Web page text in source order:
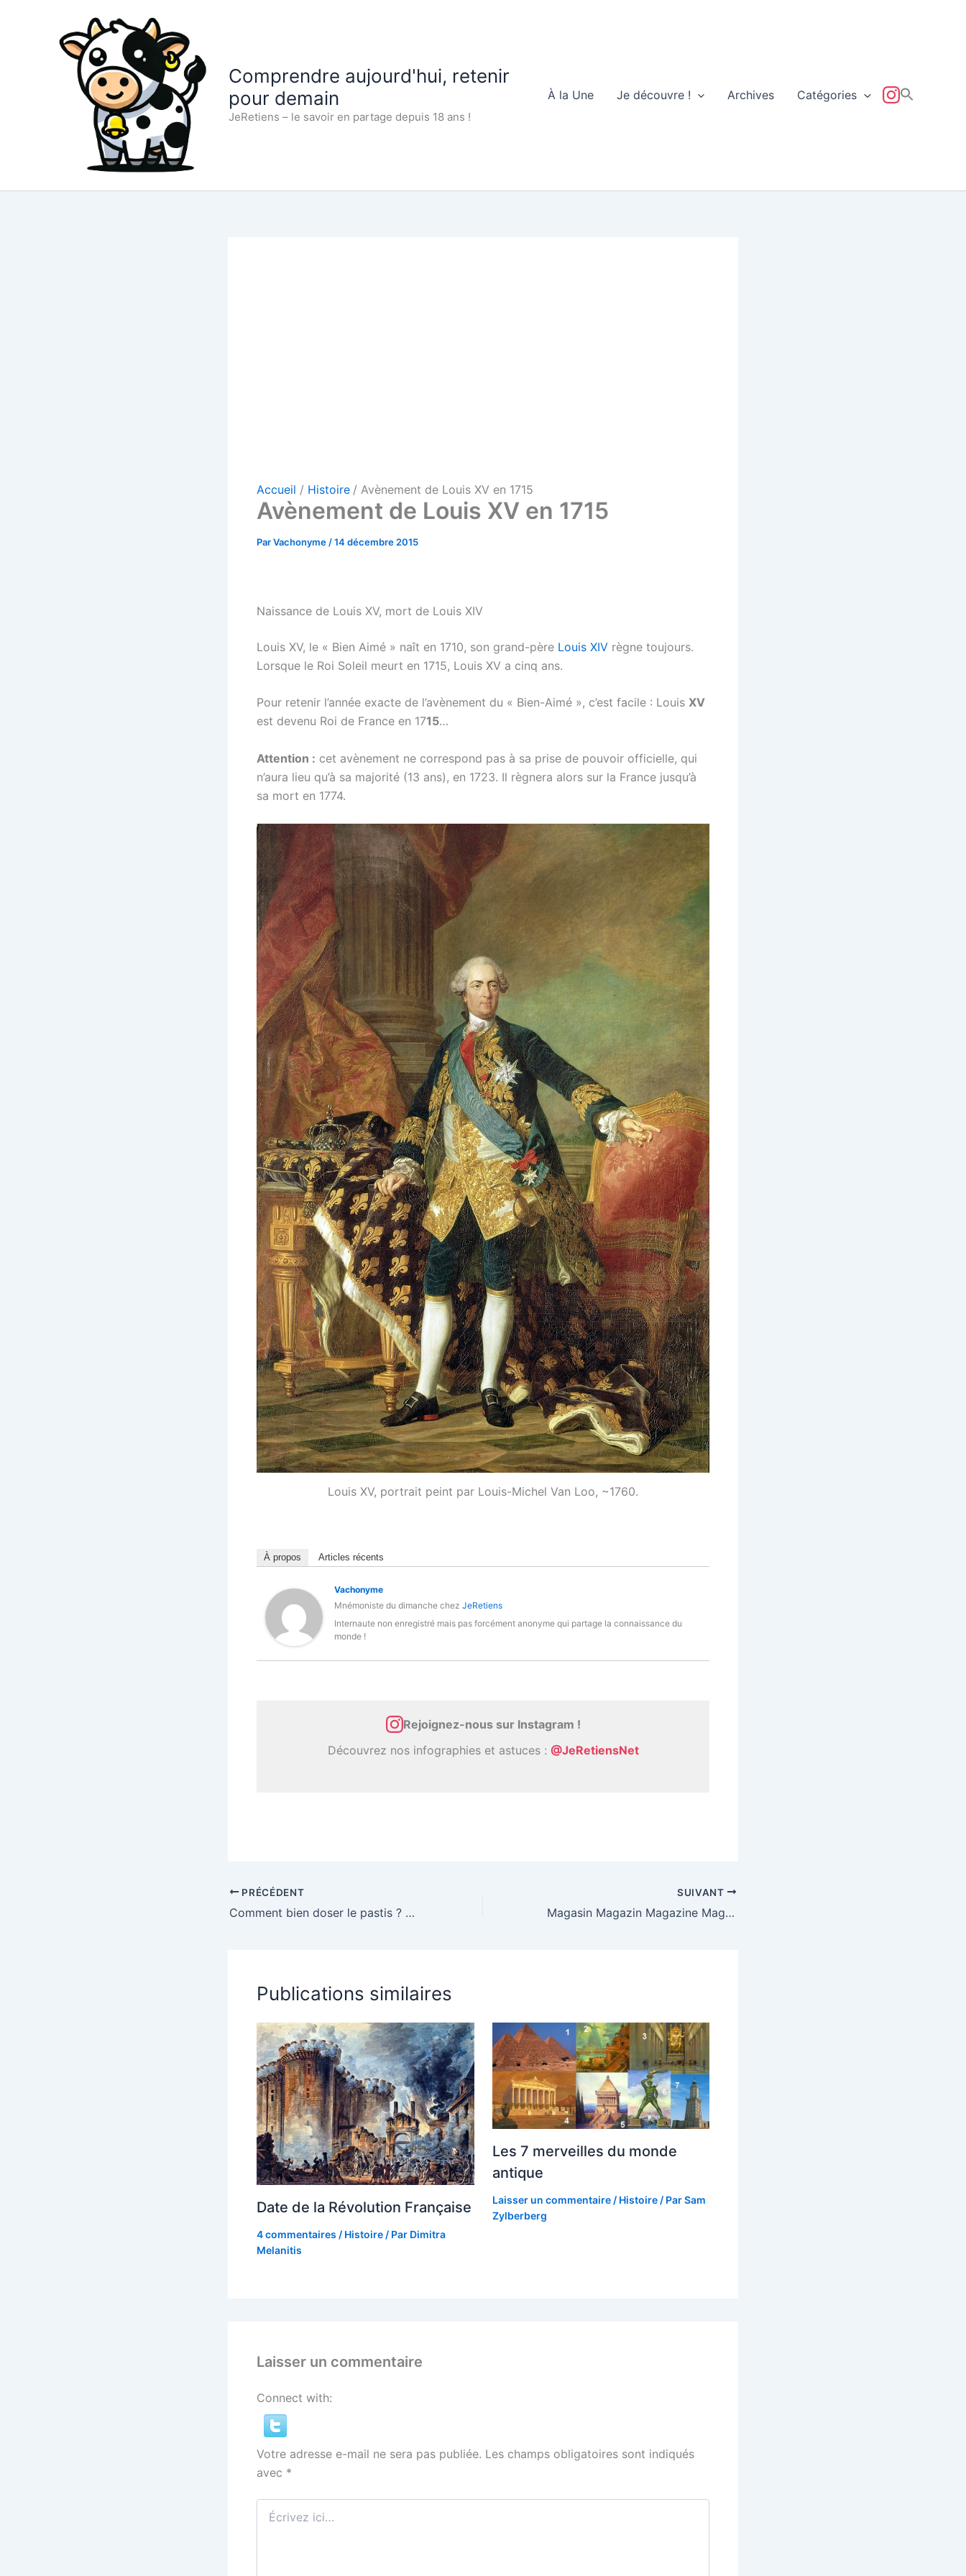
Comprendre aujourd'hui, retenir
pour demain
JeRetiens – le savoir en partage depuis 18 ans !
À la Une Je découvre ! Archives Catégories
Accueil Histoire Avènement de Louis XV en 1715
Avènement de Louis XV en 1715
ParVachonyme /14 décembre 2015
Naissance de Louis XV, mort de Louis XIV
Louis XV, le « Bien Aimé » naît en 1710, son grand-père Louis XIV règne toujours.
Lorsque le Roi Soleil meurt en 1715, Louis XV a cinq ans.
Pour retenir l’année exacte de l’avènement du « Bien-Aimé », c’est facile : Louis XV
est devenu Roi de France en 1715…
Attention : cet avènement ne correspond pas à sa prise de pouvoir officielle, qui
n’aura lieu qu’à sa majorité (13 ans), en 1723. Il règnera alors sur la France jusqu’à
sa mort en 1774.
Louis XV, portrait peint par Louis-Michel Van Loo, ~1760.
À propos Articles récents
Vachonyme
Mnémoniste du dimanche chez JeRetiens
Internaute non enregistré mais pas forcément anonyme qui partage la connaissance du
monde !
Rejoignez-nous sur Instagram !
Découvrez nos infographies et astuces : @JeRetiensNet
PRÉCÉDENT
Comment bien doser le pastis ? La règle simple du 5 pour 1
SUIVANT
Magasin Magazin Magazine Magasine: quelle orthographe ?
Publications similaires
Date de la Révolution Française
4 commentaires / Histoire / Par Dimitra
Melanitis
Les 7 merveilles du monde
antique
Laisser un commentaire / Histoire/ ParSam
Zylberberg
Laisser un commentaire
Connect with:
Votre adresse e-mail ne sera pas publiée. Les champs obligatoires sont indiqués
avec *
Écrivez
ici…